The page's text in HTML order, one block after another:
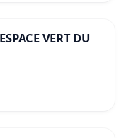
VERT DU